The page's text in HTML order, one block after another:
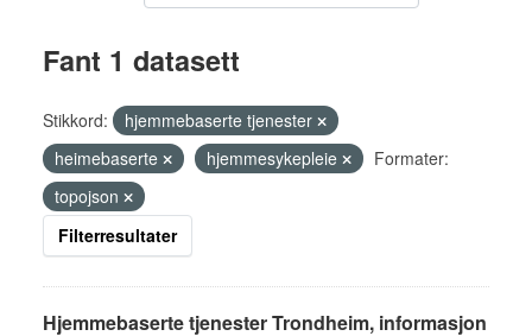
Fant 1 datasett
Stikkord:
hjemmebaserte tjenester
heimebaserte
hjemmesykepleie
Formater:
topojson
Filterresultater
Hjemmebaserte tjenester Trondheim, informasjon